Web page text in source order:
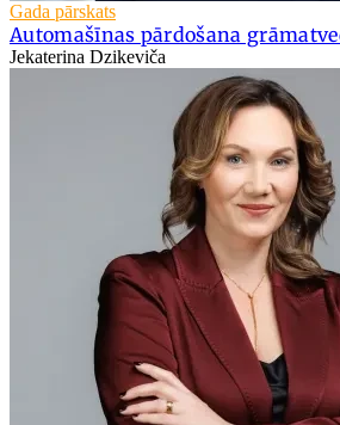
Gada pārskats
Automašīnas pārdošana
Jekaterina Dzikeviča